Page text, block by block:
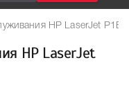
HP LaserJet
HP LaserJet